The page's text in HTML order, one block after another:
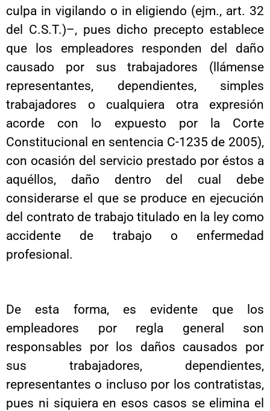
culpa in vigilando o in eligiendo (ejm., art. 32
del C.S.T.)–, pues dicho precepto establece
que los empleadores responden del daño
causado por sus trabajadores (llámense
representantes, dependientes, simples
trabajadores o cualquiera otra expresión
acorde con lo expuesto por la Corte
Constitucional en sentencia C-1235 de 2005),
con ocasión del servicio prestado por éstos a
aquéllos, daño dentro del cual debe
considerarse el que se produce en ejecución
del contrato de trabajo titulado en la ley como
accidente de trabajo o enfermedad
profesional.
De esta forma, es evidente que los
empleadores por regla general son
responsables por los daños causados por
sus trabajadores, dependientes,
representantes o incluso por los contratistas,
pues ni siquiera en esos casos se elimina el